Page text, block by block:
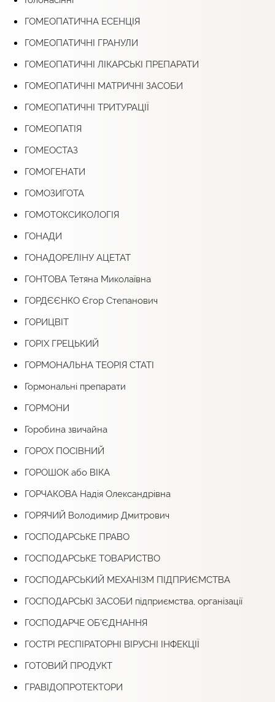
ГОМЕОПАТИЧНА ЕСЕНЦІЯ
ГОМЕОПАТИЧНІ ГРАНУЛИ
ГОМЕОПАТИЧНІ ЛІКАРСЬКІ ПРЕПАРАТИ
ГОМЕОПАТИЧНІ МАТРИЧНІ ЗАСОБИ
ГОМЕОПАТИЧНІ ТРИТУРАЦІЇ
ГОМЕОПАТІЯ
ГОМЕОСТАЗ
ГОМОГЕНАТИ
ГОМОЗИГОТА
ГОМОТОКСИКОЛОГІЯ
ГОНАДИ
ГОНАДОРЕЛІНУ АЦЕТАТ
ГОНТОВА Тетяна Миколаївна
ГОРДЄЄНКО Єгор Степанович
ГОРИЦВІТ
ГОРІХ ГРЕЦЬКИЙ
ГОРМОНАЛЬНА ТЕОРІЯ СТАТІ
Гормональні препарати
ГОРМОНИ
Горобина звичайна
ГОРОХ ПОСІВНИЙ
ГОРОШОК або ВІКА
ГОРЧАКОВА Надія Олександрівна
ГОРЯЧИЙ Володимир Дмитрович
ГОСПОДАРСЬКЕ ПРАВО
ГОСПОДАРСЬКЕ ТОВАРИСТВО
ГОСПОДАРСЬКИЙ МЕХАНІЗМ ПІДПРИЄМСТВА
ГОСПОДАРСЬКІ ЗАСОБИ підприємства, організації
ГОСПОДАРЧЕ ОБ’ЄДНАННЯ
ГОСТРІ РЕСПІРАТОРНІ ВІРУСНІ ІНФЕКЦІЇ
ГОТОВИЙ ПРОДУКТ
ГРАВІДОПРОТЕКТОРИ